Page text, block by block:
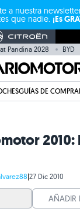
a nuestra
que nadie. ¡Es
Pandina 2028 BYD
GUÍAS DE COMPRA
2010:
|27 Dic 2010
AÑADIR